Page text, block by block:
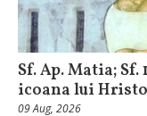
Sf. Ap. Matia;
icoana lui
09 Aug, 2026